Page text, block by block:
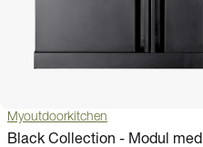
Myoutdoorkitchen
Black Collection - Modul med